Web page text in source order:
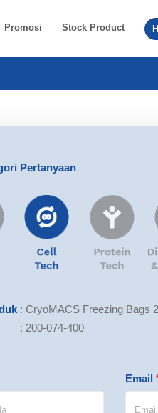
Promosi Stock Product
Pertanyaan
: CryoMACS Freezing Bags
: 200-074-400
Email